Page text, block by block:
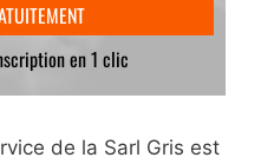
de la Sarl Gris est